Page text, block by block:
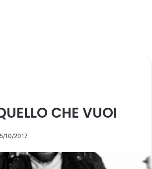
CHE VUOI
10/2017